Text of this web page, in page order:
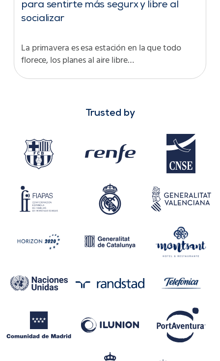
para sentirte más segurx y libre al
socializar
La primavera es esa estación en la que todo
florece, los planes al aire libre…
Trusted by